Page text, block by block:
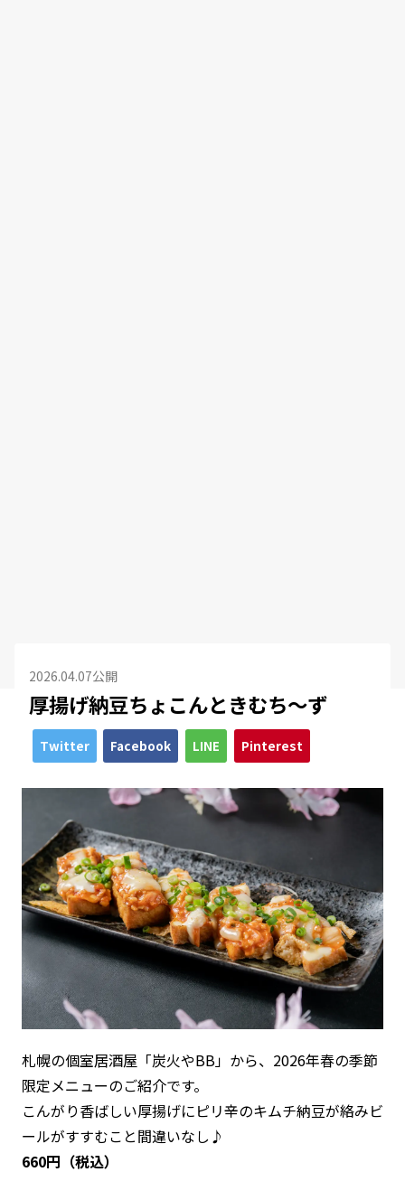
2026.04.07公開
厚揚げ納豆ちょこんときむち～ず
Twitter Facebook LINE Pinterest
札幌の個室居酒屋「炭火やBB」から、2026年春の季節
限定メニューのご紹介です。
こんがり香ばしい厚揚げにピリ辛のキムチ納豆が絡みビ
ールがすすむこと間違いなし♪
660円（税込）